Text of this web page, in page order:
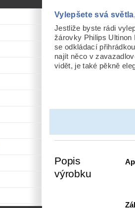
Vylepšete svá
Jestliže byste rádi
žárovky Philips Ultinon
se odkládací
najít něco v
vidět, je také pěkně
Popis
výrobku